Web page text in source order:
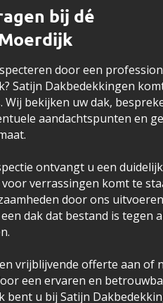
bij dé
door een
Satijn Dakbedekkingen
bekijken uw dak,
aandachtspunten en
ontvangt u een
verrassingen komt te
door ons
dak dat bestand is tegen
vrijblijvende offerte aan of
een ervaren en
bent u bij Satijn